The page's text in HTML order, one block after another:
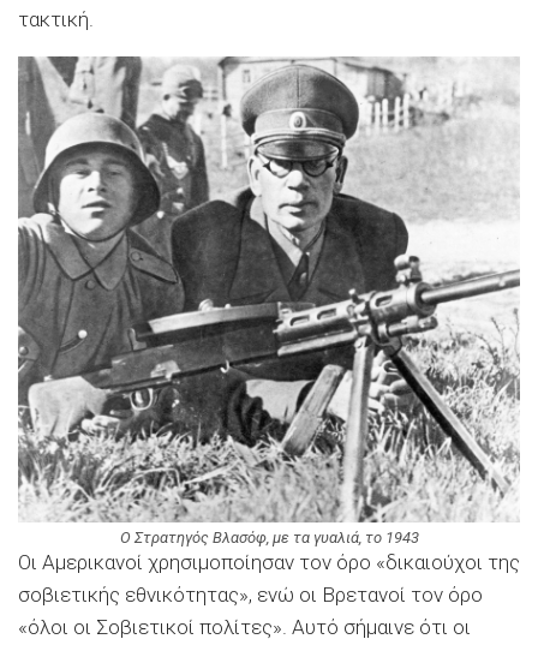
τακτική.
Ο Στρατηγός Βλασόφ, με τα γυαλιά, το 1943
Οι Αμερικανοί χρησιμοποίησαν τον όρο «δικαιούχοι της
σοβιετικής εθνικότητας», ενώ οι Βρετανοί τον όρο
«όλοι οι Σοβιετικοί πολίτες». Αυτό σήμαινε ότι οι